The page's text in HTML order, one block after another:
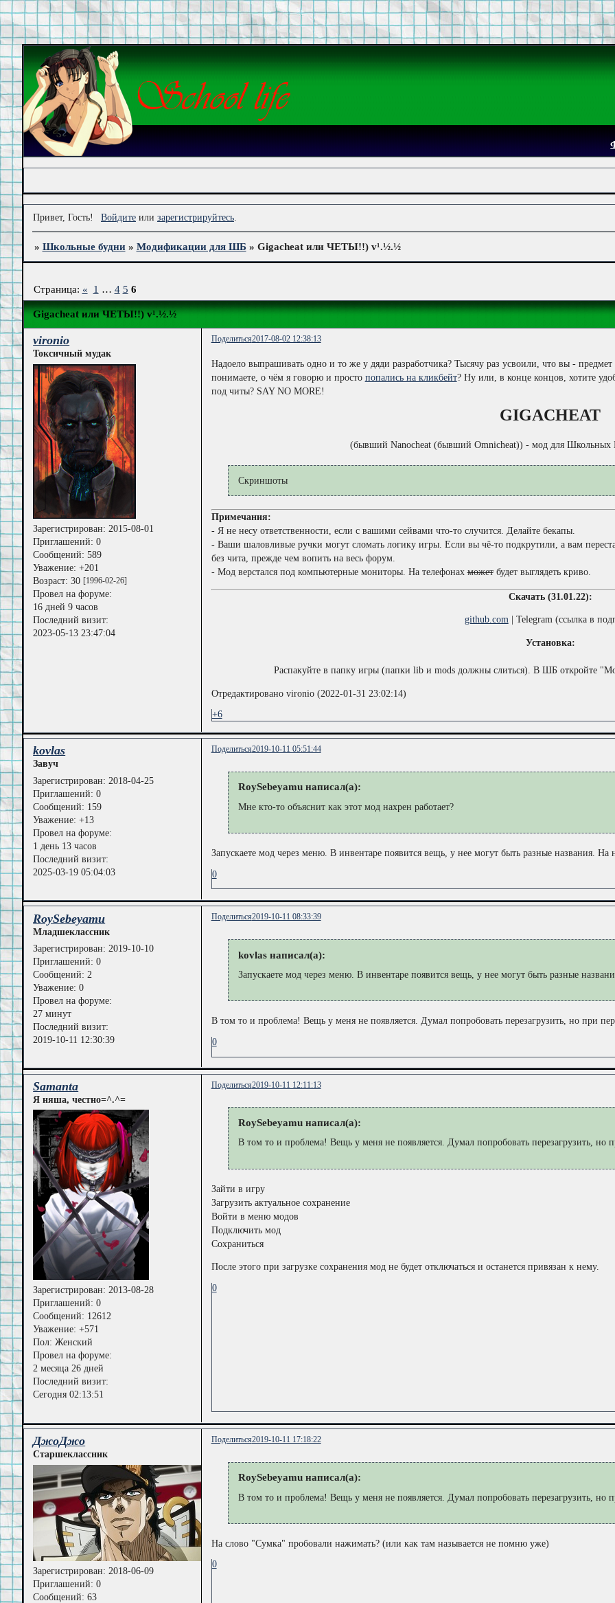
Привет, Гость! Войдитеили зарегистрируйтесь.
» Школьные будни » Модификации для ШБ » Gigacheat или ЧЕТЫ!!) v¹.½.½
Gigacheat или ЧЕТЫ!!) v¹.½.½
Страница: « 1 … 4 5 6
Поделиться2017-08-02 12:38:13
vironio
Токсичный мудак
Зарегистрирован: 2015-08-01
Приглашений: 0
Сообщений: 589
Уважение: +201
Возраст: 30 [1996-02-26]
Провел на форуме:
16 дней 9 часов
Последний визит:
2023-05-13 23:47:04
Надоело выпрашивать одно и то же у дяди разработчика? Тысячу раз усвоили, что вы -
понимаете, о чём я говорю и просто попались на кликбейт? Ну или, в конце концов, хотите
под читы? SAY NO MORE!
GIGACHEAT
(бывший Nanocheat (бывший Omnicheat)) - мод для
Скриншоты
Примечания:
- Я не несу ответственности, если с вашими сейвами что-то случится. Делайте бекапы.
- Ваши шаловливые ручки могут сломать логику игры. Если вы чё-то подкрутили, а вам
без чита, прежде чем вопить на весь форум.
- Мод верстался под компьютерные мониторы. На телефонахможетбудет выглядеть криво.
Скачать (31.01.22):
github.com| Telegram (ссылка в
Установка:
Распакуйте в папку игры (папки lib и mods должны слиться). В ШБ откройте
Отредактировано vironio (2022-01-31 23:02:14)
+6
Поделиться2019-10-11 05:51:44
kovlas
Завуч
Зарегистрирован: 2018-04-25
Приглашений: 0
Сообщений: 159
Уважение: +13
Провел на форуме:
1 день 13 часов
Последний визит:
2025-03-19 05:04:03
RoySebeyamu написал(а):
Мне кто-то объяснит как этот мод нахрен работает?
Запускаете мод через меню. В инвентаре появится вещь, у нее могут быть разные названия. На
0
Поделиться2019-10-11 08:33:39
RoySebeyamu
Младшеклассник
Зарегистрирован: 2019-10-10
Приглашений: 0
Сообщений: 2
Уважение: 0
Провел на форуме:
27 минут
Последний визит:
2019-10-11 12:30:39
kovlas написал(а):
Запускаете мод через меню. В инвентаре появится вещь, у нее могут быть разные
В том то и проблема! Вещь у меня не появляется. Думал попробовать перезагрузить, но при
0
Поделиться2019-10-11 12:11:13
Samanta
Я няша, честно=^.^=
Зарегистрирован: 2013-08-28
Приглашений: 0
Сообщений: 12612
Уважение: +571
Пол: Женский
Провел на форуме:
2 месяца 26 дней
Последний визит:
Сегодня 02:13:51
RoySebeyamu написал(а):
В том то и проблема! Вещь у меня не появляется. Думал попробовать перезагрузить, но
Зайти в игру
Загрузить актуальное сохранение
Войти в меню модов
Подключить мод
Сохраниться
После этого при загрузке сохранения мод не будет отключаться и останется привязан к нему.
0
Поделиться2019-10-11 17:18:22
ДжоДжо
Старшеклассник
Зарегистрирован: 2018-06-09
Приглашений: 0
Сообщений: 63
RoySebeyamu написал(а):
В том то и проблема! Вещь у меня не появляется. Думал попробовать перезагрузить, но
На слово "Сумка" пробовали нажимать? (или как там называется не помню уже)
0